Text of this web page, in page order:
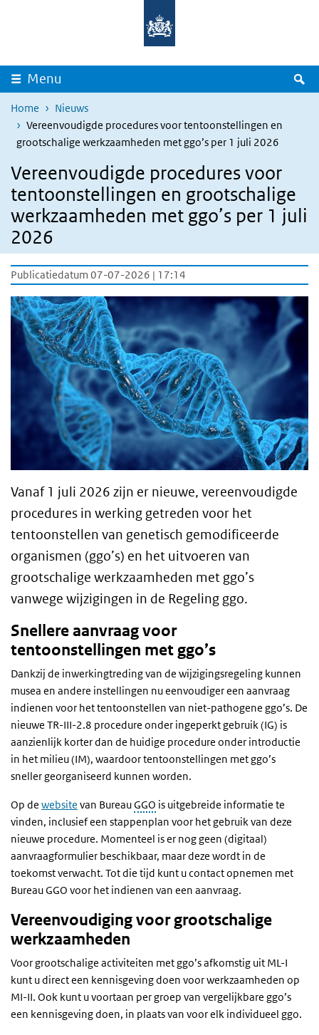
Overslaan en naar de inhoud gaan
Menu
Home
Nieuws
Vereenvoudigde procedures voor tentoonstellingen en
grootschalige werkzaamheden met ggo’s per 1 juli 2026
Vereenvoudigde procedures voor
tentoonstellingen en grootschalige
werkzaamheden met ggo’s per 1 juli
2026
Publicatiedatum 07-07-2026 | 17:14
Vanaf 1 juli 2026 zijn er nieuwe, vereenvoudigde
procedures in werking getreden voor het
tentoonstellen van genetisch gemodificeerde
organismen (ggo’s) en het uitvoeren van
grootschalige werkzaamheden met ggo’s
vanwege wijzigingen in de Regeling ggo.
Snellere aanvraag voor
tentoonstellingen met ggo’s
Dankzij de inwerkingtreding van de wijzigingsregeling kunnen
musea en andere instellingen nu eenvoudiger een aanvraag
indienen voor het tentoonstellen van niet-pathogene ggo’s. De
nieuwe TR-III-2.8 procedure onder ingeperkt gebruik (IG) is
aanzienlijk korter dan de huidige procedure onder introductie
in het milieu (IM), waardoor tentoonstellingen met ggo’s
sneller georganiseerd kunnen worden.
Op de website van BureauGGO is uitgebreide informatie te
vinden, inclusief een stappenplan voor het gebruik van deze
nieuwe procedure. Momenteel is er nog geen (digitaal)
aanvraagformulier beschikbaar, maar deze wordt in de
toekomst verwacht. Tot die tijd kunt u contact opnemen met
Bureau GGO voor het indienen van een aanvraag.
Vereenvoudiging voor grootschalige
werkzaamheden
Voor grootschalige activiteiten met ggo’s afkomstig uit ML-I
kunt u direct een kennisgeving doen voor werkzaamheden op
MI-II. Ook kunt u voortaan per groep van vergelijkbare ggo’s
een kennisgeving doen, in plaats van voor elk individueel ggo.